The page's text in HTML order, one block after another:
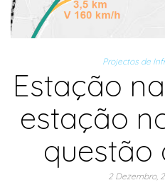
Projectos de
Estação
estação
questão
2 Dezembro,